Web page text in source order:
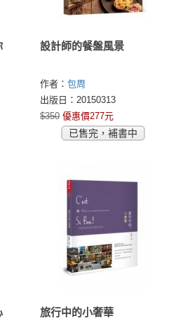
設計師的餐盤風景
作者： 包周
出版日：20150313
$350 優惠價277元
已售完，補書中
旅行中的小奢華